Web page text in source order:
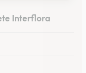
Interflora